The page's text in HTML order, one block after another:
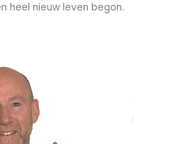
heel nieuw leven begon.